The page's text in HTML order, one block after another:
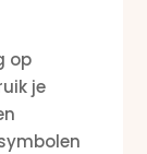
op
je